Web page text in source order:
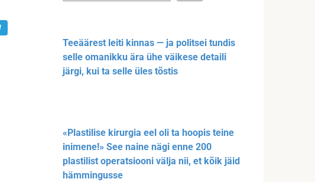
Teeäärest leiti kinnas — ja politsei tundis
selle omanikku ära ühe väikese detaili
järgi, kui ta selle üles tõstis
«Plastilise kirurgia eel oli ta hoopis teine
inimene!» See naine nägi enne 200
plastilist operatsiooni välja nii, et kõik jäid
hämmingusse